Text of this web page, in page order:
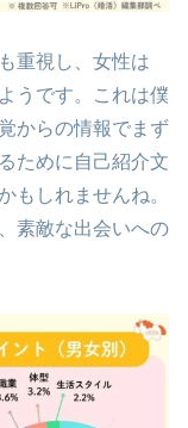
重視し、女性は
うです。これは僕
からの情報でまず
ために自己紹介文
もしれませんね。
素敵な出会いへの